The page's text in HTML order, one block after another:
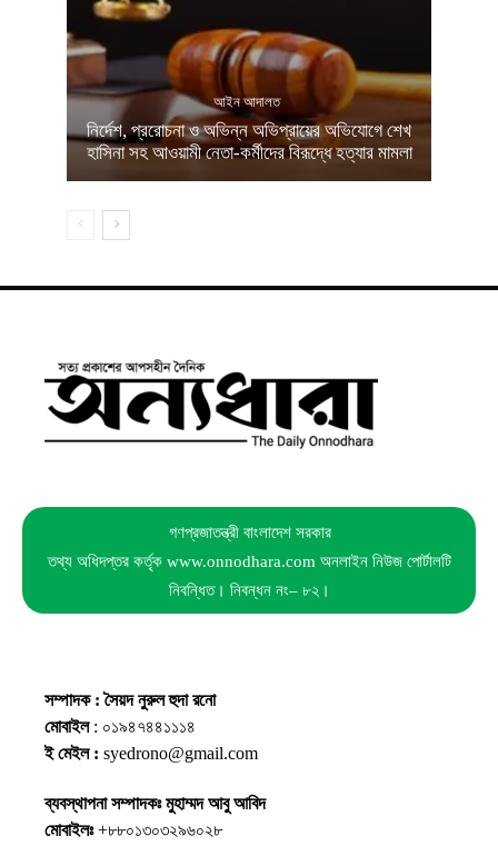
আইন আদালত
নির্দেশ, প্ররোচনা ও অভিন্ন অভিপ্রায়ের অভিযোগে শেখ
হাসিনা সহ আওয়ামী নেতা-কর্মীদের বিরূদ্ধে হত্যার মামলা
গণপ্রজাতন্ত্রী বাংলাদেশ সরকার
তথ্য অধিদপ্তর কর্তৃক www.onnodhara.com অনলাইন নিউজ পোর্টালটি
নিবন্ধিত। নিবন্ধন নং– ৮২।
সম্পাদক : সৈয়দ নুরুল হুদা রনো
মোবাইল: ০১৯৪৭৪৪১১১৪
ই মেইল : syedrono@gmail.com
ব্যবস্থাপনা সম্পাদকঃ মুহাম্মদ আবু আবিদ
মোবাইলঃ+৮৮০১৩০৩২৯৬০২৮